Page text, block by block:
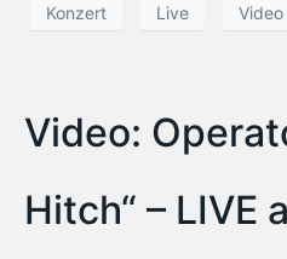
Konzert Live Video
Video:
Hitch“ – LIVE